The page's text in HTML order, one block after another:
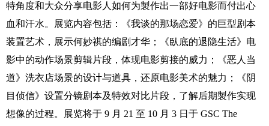
特角度和大众分享电影人如何为製作出一部好电影而付出心
血和汗水。
展览内容包括：《我谈的那场恋爱》的巨型剧本
装置艺术，展示何妙祺的编剧才华；《臥底的退隐生活》电
影中的动作场景剪辑片段，体现电影剪接的威力；《恶人当
道》洗衣店场景的设计与道具，还原电影美术的魅力；《阴
目侦信》设置分镜剧本及特效对比片段，了解后期製作实现
想像的过程。展览将于 9 月 21 至 10 月 3 日于 GSC The